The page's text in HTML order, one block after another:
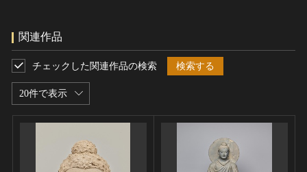
関連作品
20件で表示
チェックした関連作品の検索 検索する